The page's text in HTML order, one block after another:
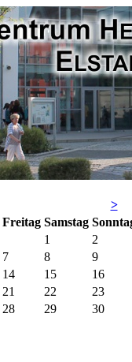
>
Freitag Samstag So
1
2
7 8
9
14 15
16
21 22
23
28 29
30